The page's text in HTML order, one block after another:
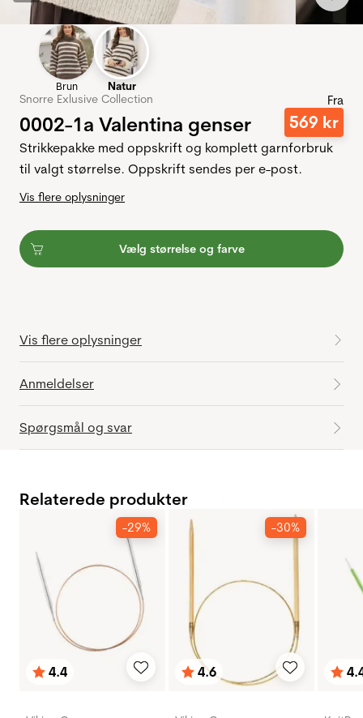
Brun Natur
Snorre Exlusive Collection
0002-1a Valentina genser
Fra
569 kr
Strikkepakke med oppskrift og komplett garnforbruk
til valgt størrelse. Oppskrift sendes per e-post.
Vis flere oplysninger
Vælg størrelse og farve
Vis flere oplysninger
Anmeldelser
Spørgsmål og svar
Relaterede produkter
-29%
Vurdering:
4.4
ud af 5 stjerner
-30%
Vurdering:
4.6
ud af 5 stjerner ud